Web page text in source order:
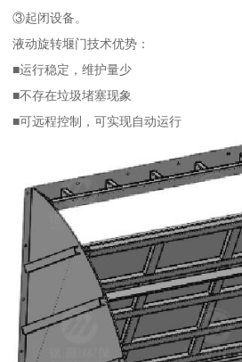
③起闭设备。
液动旋转堰门技术优势：
■运行稳定，维护量少
■不存在垃圾堵塞现象
■可远程控制，可实现自动运行